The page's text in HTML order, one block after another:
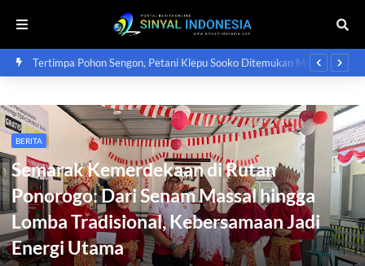
Tertimpa Pohon Sengon, Petani Klepu Sooko Ditemukan Meninggal
BERITA
Semarak Kemerdekaan di Rutan
Ponorogo: Dari Senam Massal hingga
Lomba Tradisional, Kebersamaan Jadi
Energi Utama